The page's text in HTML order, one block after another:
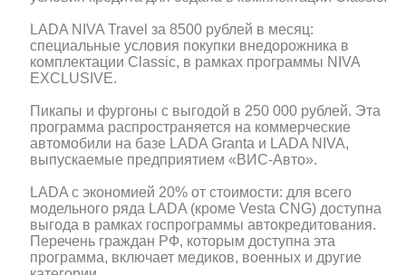
LADA NIVA Travel за 8500 рублей в месяц:
специальные условия покупки внедорожника в
комплектации Classic, в рамках программы NIVA
EXCLUSIVE.
Пикапы и фургоны с выгодой в 250 000 рублей. Эта
программа распространяется на коммерческие
автомобили на базе LADA Granta и LADA NIVA,
выпускаемые предприятием «ВИС-Авто».
LADA с экономией 20% от стоимости: для всего
модельного ряда LADA (кроме Vesta CNG) доступна
выгода в рамках госпрограммы автокредитования.
Перечень граждан РФ, которым доступна эта
программа, включает медиков, военных и другие